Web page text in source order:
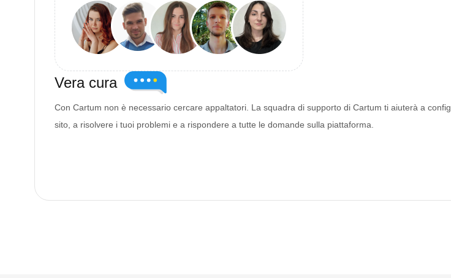
Vera cura
Con Cartum non è necessario cercare appaltatori. La squadra di supporto di Cartum ti aiuterà a
sito, a risolvere i tuoi problemi e a rispondere a tutte le domande sulla piattaforma.